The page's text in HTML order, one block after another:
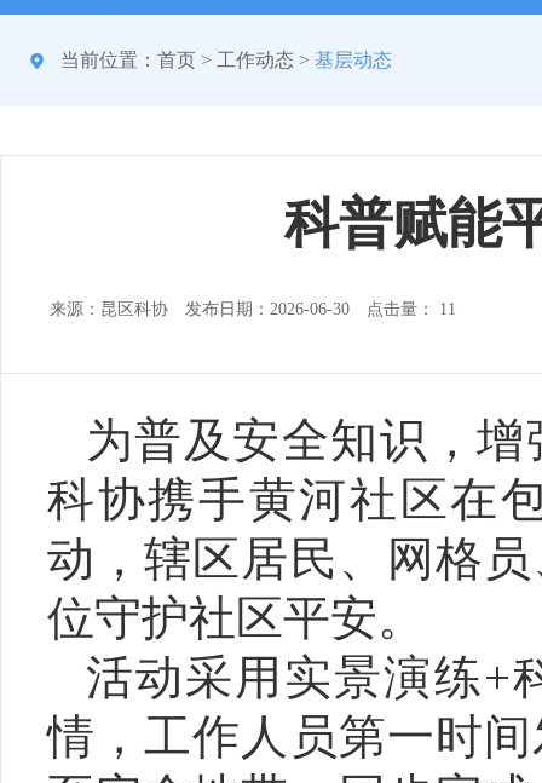
当前位置： 首页 > 工作动态 > 基层动态
科普赋能
来源：昆区科协 发布日期：2026-06-30 点击量： 11
为普及安全知识，
科协携手黄河社区在
动，辖区居民、网格
位守护社区平安。
活动采用实景演练+
情，工作人员第一时